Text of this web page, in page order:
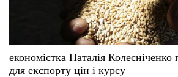
економістка Наталія Колесніченко
для експорту цін і курсу